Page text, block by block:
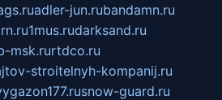
adler-jun.rubandamn.ru
1mus.rudarksand.ru
msk.rurtdco.ru
stroitelnyh-kompanij.ru
snow-guard.ru